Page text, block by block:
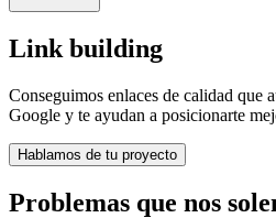
Link building
Conseguimos enlaces de calidad que
Google y te ayudan a posicionarte
Hablamos de tu proyecto
Problemas que nos